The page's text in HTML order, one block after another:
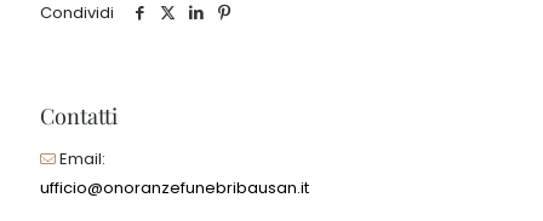
Condividi
Contatti
Email:
ufficio@onoranzefunebribausan.it